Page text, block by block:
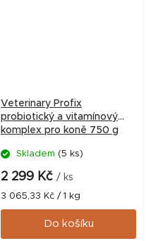
Veterinary Profix
probiotický a vitamínový
komplex pro koně 750 g
Skladem (5 ks)
2 299 Kč / ks
Měrná
cena:
3 065,33 Kč / 1 kg
Do košíku